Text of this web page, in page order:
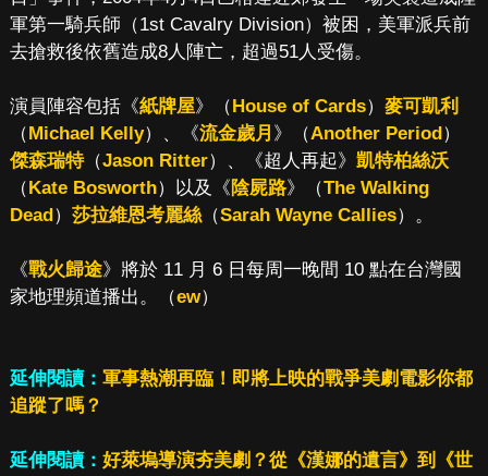
軍第一騎兵師（1st Cavalry Division）被困，美軍派兵前
去搶救後依舊造成8人陣亡，超過51人受傷。
演員陣容包括《紙牌屋》（House of Cards） 麥可凱利
（Michael Kelly）、《流金歲月 》（Another Period）
傑森瑞特（Jason Ritter）、《超人再起》 凱特柏絲沃
（Kate Bosworth）以及《陰屍路》（The Walking
Dead） 莎拉維恩考麗絲（Sarah Wayne Callies）。
《戰火歸途》將於 11 月 6 日每周一晚間 10 點在台灣國
家地理頻道播出。（ew）
延伸閱讀： 軍事熱潮再臨！即將上映的戰爭美劇電影你都
追蹤了嗎？
延伸閱讀： 好萊塢導演夯美劇？從《漢娜的遺言》到《世